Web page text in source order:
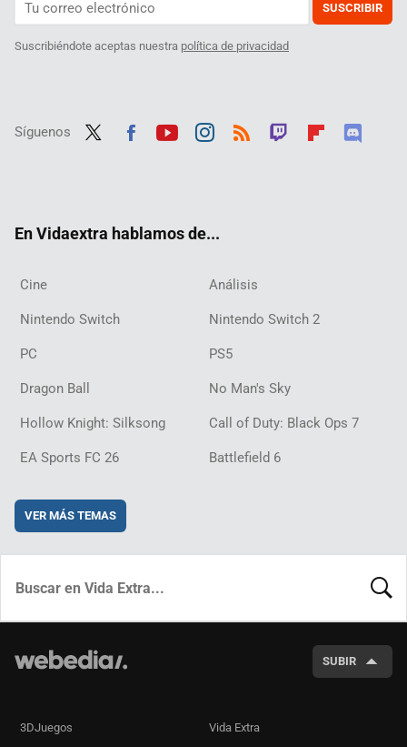
SUSCRIBIR
Suscribiéndote aceptas nuestra política de privacidad
Síguenos
En Vidaextra hablamos de...
Cine Análisis
Nintendo Switch Nintendo Switch 2
PC PS5
Dragon Ball No Man's Sky
Hollow Knight: Silksong Call of Duty: Black Ops 7
EA Sports FC 26 Battlefield 6
VER MÁS TEMAS
SUBIR
3DJuegos Vida Extra